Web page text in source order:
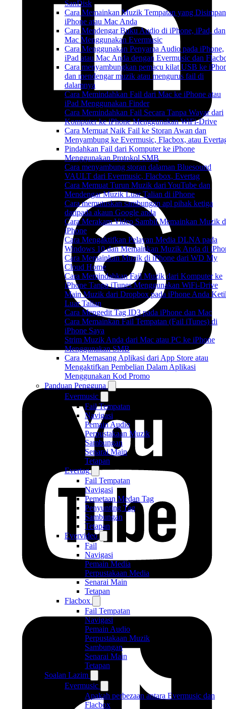
SanDisk
Cara Memainkan Muzik Tempatan yang
iPhone atau Mac Anda
Cara Mendengar Buku Audio di iPhone, iPad, dan
Mac Menggunakan Evermusic
Cara Menggunakan Penyama Audio pada iPhone,
iPad atau Mac Anda dengan Evermusic dan
Cara menyambungkan pemacu kilat USB ke
dan mendengar muzik atau mengurus fail di
dalamnya
Cara Memindahkan Fail dari Mac ke iPhone atau
iPad Menggunakan Finder
Cara Memindahkan Fail Secara Tanpa Wayar dari
Komputer ke iPhone Menggunakan WiFi-Drive
Cara Memuat Naik Fail ke Storan Awan dan
Menyambung ke Evermusic, Flacbox, atau
Pindahkan Fail dari Komputer ke iPhone
Menggunakan Protokol SMB
Cara menyambung storan dalaman Bluesound
VAULT dari Evermusic, Flacbox, Evertag
Cara Memuat Turun Muzik dari YouTube dan
Mendengar Muzik Luar Talian di iPhone
Cara memutuskan sambungan apl pihak ketiga
daripada akaun Google anda
Cara Merakam Video Sambil Memainkan Muzik
iPhone
Cara Mengaktifkan Pelayan Media DLNA pada
Windows 10 dan Memainkan Muzik Anda di
Cara Memainkan Muzik di iPhone dari WD My
Cloud Home
Cara Memindahkan Fail Muzik dari Komputer ke
iPhone Tanpa iTunes Menggunakan WiFi-Drive
Main Muzik dari Dropbox pada iPhone Anda
Luar Talian
Cara Mengedit Tag ID3 pada iPhone dan Mac
Cara Memainkan Fail Tempatan (Fail iTunes) di
iPhone Saya
Strim Muzik Anda dari Mac atau PC ke iPhone
Menggunakan SMB
Cara Memasang Aplikasi dari App Store atau
Mengaktifkan Pembelian Dalam Aplikasi
Menggunakan Kod Promo
Panduan Pengguna
Evermusic
Fail Tempatan
Navigasi
Pemain Audio
Perpustakaan Muzik
Sambungan
Senarai Main
Tetapan
Evertag
Fail Tempatan
Navigasi
Pemetaan Medan Tag
Penyunting Tag
Sambungan
Tetapan
Evervideo
Fail
Navigasi
Pemain Media
Perpustakaan Media
Senarai Main
Tetapan
Flacbox
Fail Tempatan
Navigasi
Pemain Audio
Perpustakaan Muzik
Sambungan
Senarai Main
Tetapan
Soalan Lazim
Evermusic
Apakah perbezaan antara Evermusic dan
Flacbox